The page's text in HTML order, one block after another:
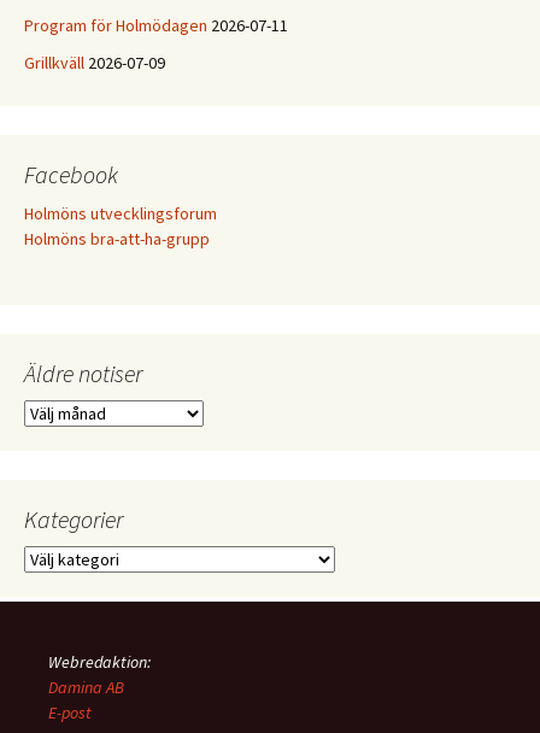
Program för Holmödagen 2026-07-11
Grillkväll 2026-07-09
Facebook
Holmöns utvecklingsforum
Holmöns bra-att-ha-grupp
Äldre notiser
Äldre
Kategorier
Kategorier
Webredaktion:
Damina AB
E-post